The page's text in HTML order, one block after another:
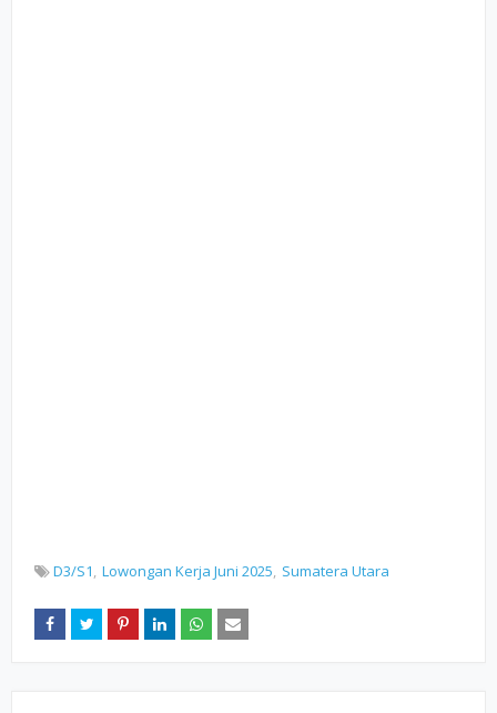
D3/S1 Lowongan Kerja Juni 2025 Sumatera Utara